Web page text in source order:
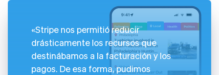
«Stripe nos permitió reducir
drásticamente los recursos que
destinábamos a la facturación y los
pagos. De esa forma, pudimos